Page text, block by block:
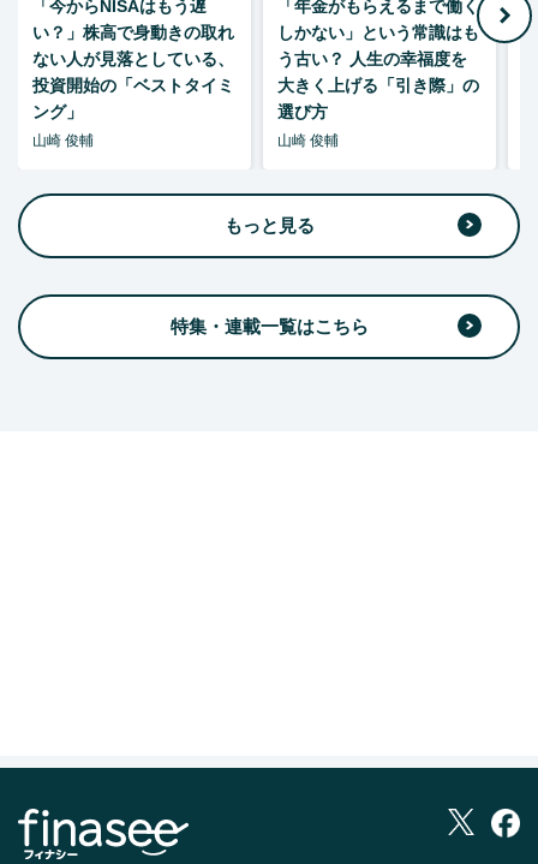
「今からNISAはもう遅
い？」株高で身動きの取れ
ない人が見落としている、
投資開始の「ベストタイミ
ング」
山崎 俊輔
「年金がもらえるまで働く
しかない」という常識はも
う古い？ 人生の幸福度を
大きく上げる「引き際」の
選び方
山崎 俊輔
もっと見る
特集・連載一覧はこちら